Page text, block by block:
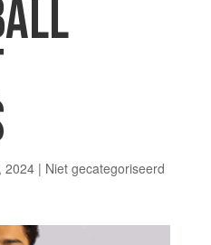
2024| Niet gecategoriseerd